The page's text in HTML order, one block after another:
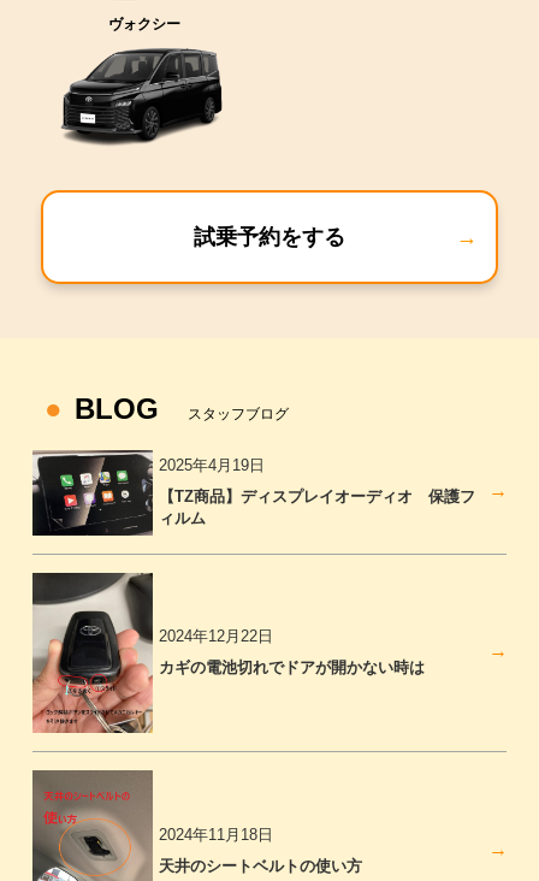
ヴォクシー
試乗予約をする
BLOG スタッフブログ
2025年4月19日
【TZ商品】ディスプレイオーディオ 保護フ
ィルム
2024年12月22日
カギの電池切れでドアが開かない時は
2024年11月18日
天井のシートベルトの使い方